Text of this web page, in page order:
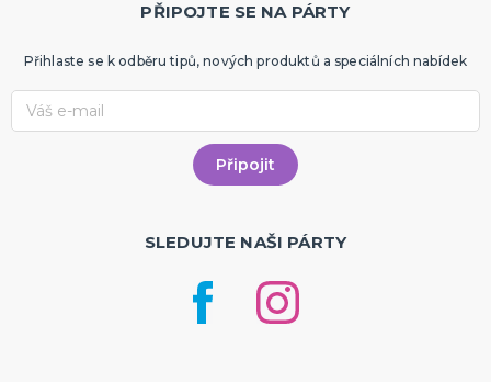
PŘIPOJTE SE NA PÁRTY
Přihlaste se k odběru tipů, nových produktů a speciálních nabídek
SLEDUJTE NAŠI PÁRTY